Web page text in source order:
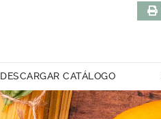
DESCARGAR CATÁLOGO